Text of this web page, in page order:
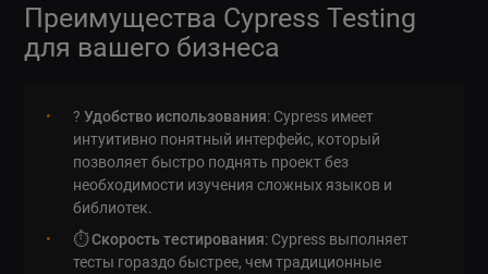
Преимущества Cypress Testing
для вашего бизнеса
?Удобство использования: Cypress имеет
интуитивно понятный интерфейс, который
позволяет быстро поднять проект без
необходимости изучения сложных языков и
библиотек.
⏱️Скорость тестирования: Cypress выполняет
тесты гораздо быстрее, чем традиционные